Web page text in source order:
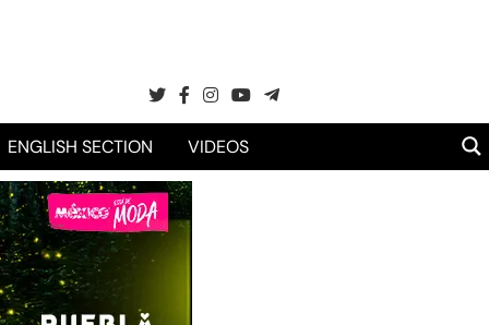
ENGLISH SECTION VIDEOS